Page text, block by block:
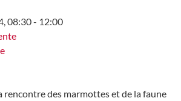
08:30 - 12:00
rencontre des marmottes et de la faune